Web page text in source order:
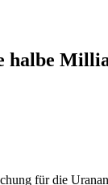
halbe
für die